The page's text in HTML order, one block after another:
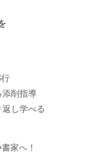
削指導
し学べる
家へ！